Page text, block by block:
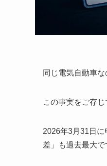
同じ電気自動車
この事実をご存じ
2026年3月31日
差」も過去最大で